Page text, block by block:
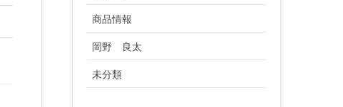
商品情報
岡野 良太
未分類